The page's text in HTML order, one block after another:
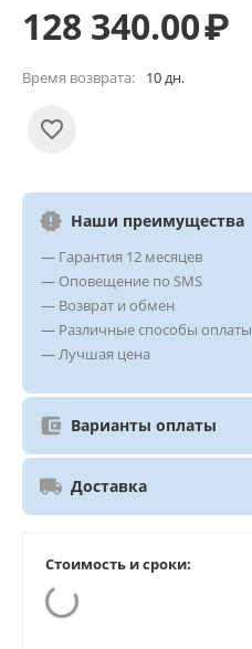
128 340.00₽
Время возврата: 10 дн.
Наши преимущества
— Гарантия 12 месяцев
— Оповещение по SMS
— Возврат и обмен
— Различные способы оплаты
— Лучшая цена
Варианты оплаты
Доставка
Стоимость и сроки: